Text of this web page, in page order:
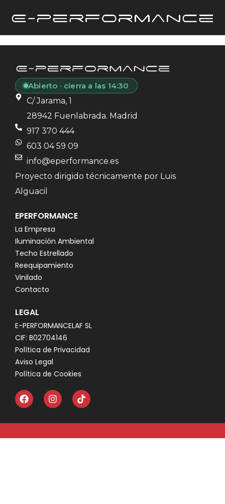
Abierto · cierra a las 14:30
C/ Jarama, 1
28942 Fuenlabrada. Madrid
917 370 444
603 04 59 09
info@eperformance.es
Proyecto dirigido técnicamente por Luis
Alguacil
EPERFORMANCE
La Empresa
Iluminación Ambiental
Techo Estrellado
Reequipamiento
Vinilado
Contacto
LEGAL
E-PERFORMANCELAF SL
CIF: B02704146
Política de Privacidad
Aviso Legal
Política de Cookies